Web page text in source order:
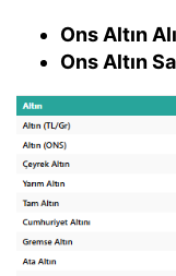
Ons Altın
Ons Altın